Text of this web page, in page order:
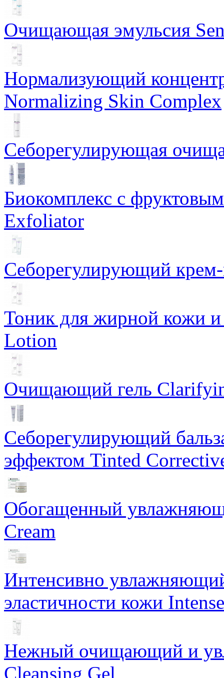
Очищающая эмульсия
Нормализующий
Normalizing Skin Complex
Себорегулирующая
Биокомплекс с
Exfoliator
Себорегулирующий
Тоник для жирной кожи
Lotion
Очищающий гель
Себорегулирующий
эффектом Tinted
Обогащенный
Cream
Интенсивно
эластичности кожи
Нежный очищающий и
Cleansing Gel